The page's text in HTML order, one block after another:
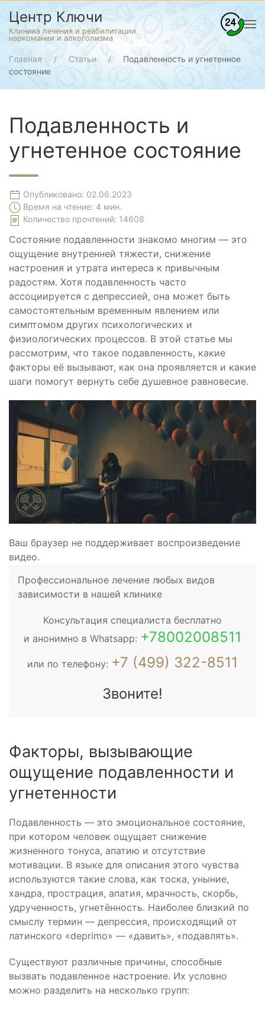
Центр Ключи
Клиника лечения и реабилитации
наркомании и алкоголизма
Главная Статьи
Подавленность и угнетенное
состояние
Подавленность и
угнетенное состояние
Опубликовано: 02.06.2023
Время на чтение: 4 мин.
Количество прочтений: 14608
Состояние подавленности знакомо многим — это
ощущение внутренней тяжести, снижение
настроения и утрата интереса к привычным
радостям. Хотя подавленность часто
ассоциируется с депрессией, она может быть
самостоятельным временным явлением или
симптомом других психологических и
физиологических процессов. В этой статье мы
рассмотрим, что такое подавленность, какие
факторы её вызывают, как она проявляется и какие
шаги помогут вернуть себе душевное равновесие.
Ваш браузер не поддерживает воспроизведение
видео.
Профессиональное лечение любых видов
зависимости в нашей клинике
Консультация специалиста бесплатно
и анонимно в Whatsapp: +78002008511
или по телефону: +7 (499) 322-8511
Звоните!
Факторы, вызывающие
ощущение подавленности и
угнетенности
Подавленность — это эмоциональное состояние,
при котором человек ощущает снижение
жизненного тонуса, апатию и отсутствие
мотивации. В языке для описания этого чувства
используются такие слова, как тоска, уныние,
хандра, прострация, апатия, мрачность, скорбь,
удрученность, угнетённость. Наиболее близкий по
смыслу термин — депрессия, происходящий от
латинского «deprimo» — «давить», «подавлять».
Существуют различные причины, способные
вызвать подавленное настроение. Их условно
можно разделить на несколько групп: